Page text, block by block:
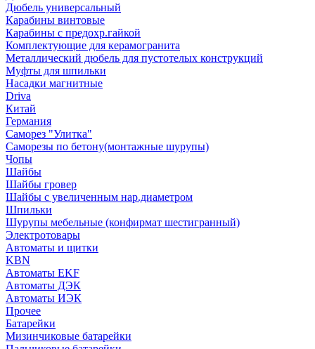
Дюбель универсальный
Карабины винтовые
Карабины с предохр.гайкой
Комплектующие для керамогранита
Металлический дюбель для пустотелых конструкций
Муфты для шпильки
Насадки магнитные
Driva
Китай
Германия
Саморез "Улитка"
Саморезы по бетону(монтажные шурупы)
Чопы
Шайбы
Шайбы гровер
Шайбы с увеличенным нар.диаметром
Шпильки
Шурупы мебельные (конфирмат шестигранный)
Электротовары
Автоматы и щитки
KBN
Автоматы EKF
Автоматы ДЭК
Автоматы ИЭК
Прочее
Батарейки
Мизинчиковые батарейки